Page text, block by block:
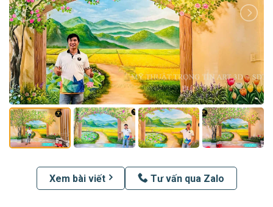
Xem bài viết Tư vấn qua Zalo